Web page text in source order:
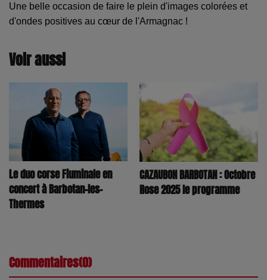
Une belle occasion de faire le plein d'images colorées et
d'ondes positives au cœur de l'Armagnac !
Voir aussi
Le duo corse Fiuminale en
concert à Barbotan-les-
Thermes
CAZAUBON BARBOTAN : Octobre
Rose 2025 le programme
Commentaires(0)